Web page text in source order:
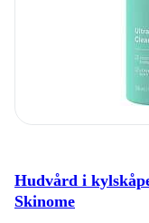
Hudvård i
Skinome